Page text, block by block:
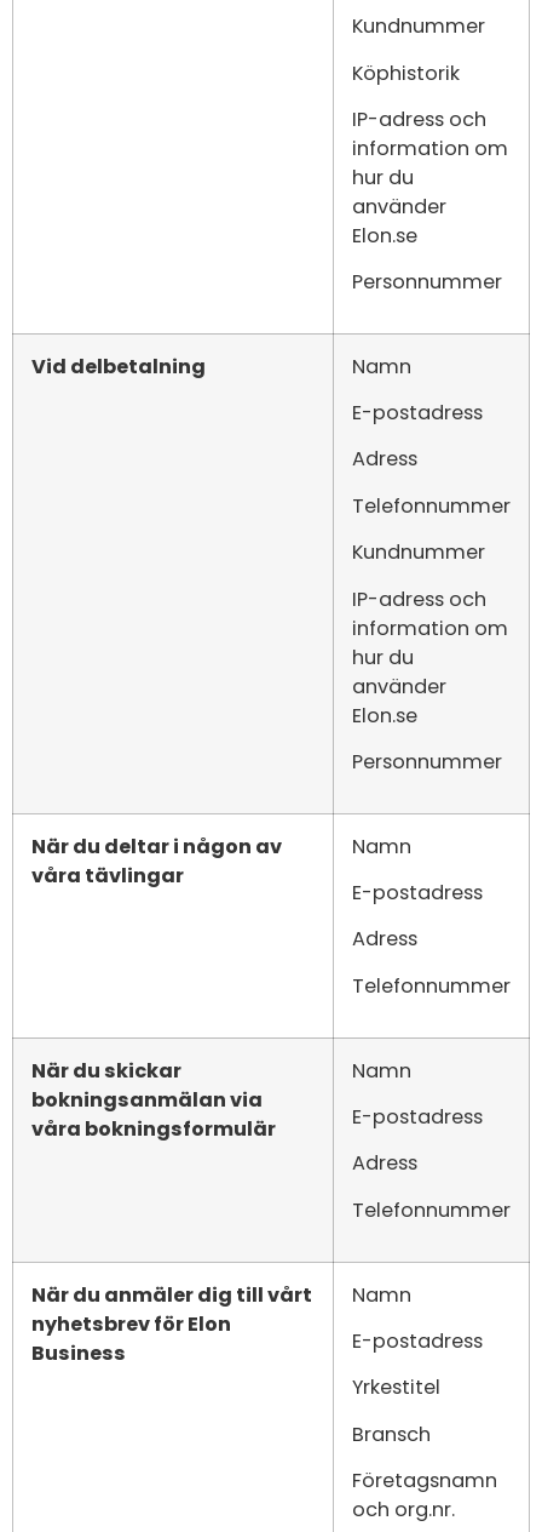
Kundnummer
Köphistorik
IP-adress och
information om
hur du
använder
Elon.se
Personnummer
Vid delbetalning
Namn
E-postadress
Adress
Telefonnummer
Kundnummer
IP-adress och
information om
hur du
använder
Elon.se
Personnummer
När du deltar i någon av
våra tävlingar
Namn
E-postadress
Adress
Telefonnummer
När du skickar
bokningsanmälan via
våra bokningsformulär
Namn
E-postadress
Adress
Telefonnummer
När du anmäler dig till vårt
nyhetsbrev för Elon
Business
Namn
E-postadress
Yrkestitel
Bransch
Företagsnamn
och org.nr.